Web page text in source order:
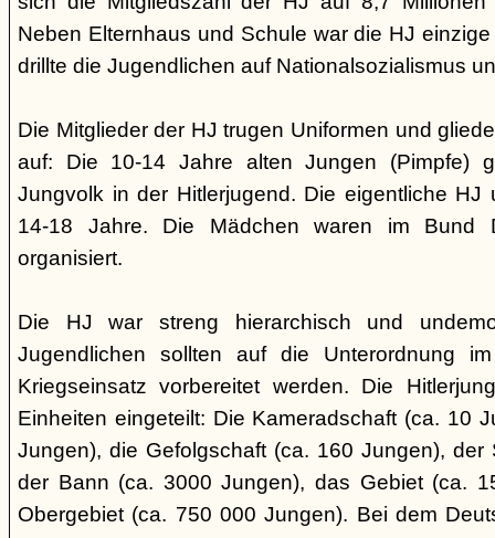
Neben Elternhaus und Schule war die HJ
drillte die Jugendlichen auf Nationalsozialismus
Die Mitglieder der HJ trugen Uniformen und
auf: Die 10-14 Jahre alten Jungen (Pimpfe)
Jungvolk in der Hitlerjugend. Die eigentliche HJ
14-18 Jahre. Die Mädchen waren im Bund
organisiert.
Die HJ war streng hierarchisch und
Jugendlichen sollten auf die Unterordnung
Kriegseinsatz vorbereitet werden. Die
Einheiten eingeteilt: Die Kameradschaft (ca. 10
Jungen), die Gefolgschaft (ca. 160 Jungen), der
der Bann (ca. 3000 Jungen), das Gebiet (ca.
Obergebiet (ca. 750 000 Jungen). Bei dem